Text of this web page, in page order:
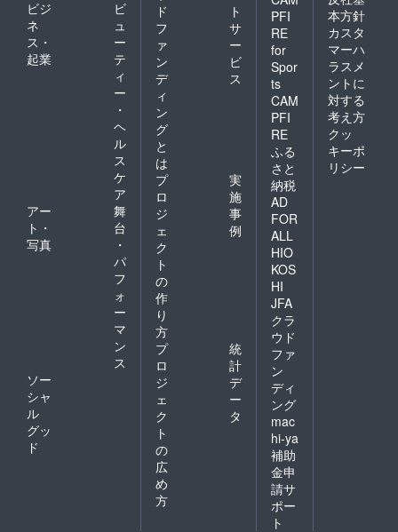
ビジ
ネ
ス・
起業
ビ
ュ
ー
テ
ィ
ー
・
ヘ
ル
ス
ケ
ア
アー
ト・
写真
舞
台
・
パ
フ
ォ
ー
マ
ン
ス
ソー
シャ
ル
グッ
ド
ド
フ
ァ
ン
デ
ィ
ン
グ
と
は
ト
サ
ー
ビ
ス
プ
ロ
ジ
ェ
ク
ト
の
作
り
方
実
施
事
例
プ
ロ
ジ
ェ
ク
ト
の
広
め
方
統
計
デ
ー
タ
PFI
RE
for
Spor
ts
CAM
PFI
RE
ふる
さと
納税
AD
FOR
ALL
HIO
KOS
HI
JFA
クラ
ウド
ファ
ン
ディ
ング
mac
hi-ya
補助
金申
請サ
ポー
ト
本方針
カスタ
マーハ
ラスメ
ントに
対する
考え方
クッ
キーポ
リシー